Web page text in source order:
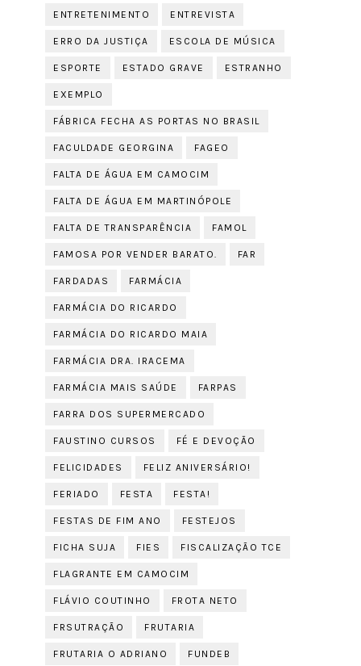
ENTRETENIMENTO ENTREVISTA
ERRO DA JUSTIÇA ESCOLA DE MÚSICA
ESPORTE ESTADO GRAVE ESTRANHO
EXEMPLO
FÁBRICA FECHA AS PORTAS NO BRASIL
FACULDADE GEORGINA FAGEO
FALTA DE ÁGUA EM CAMOCIM
FALTA DE ÁGUA EM MARTINÓPOLE
FALTA DE TRANSPARÊNCIA FAMOL
FAMOSA POR VENDER BARATO. FAR
FARDADAS FARMÁCIA
FARMÁCIA DO RICARDO
FARMÁCIA DO RICARDO MAIA
FARMÁCIA DRA. IRACEMA
FARMÁCIA MAIS SAÚDE FARPAS
FARRA DOS SUPERMERCADO
FAUSTINO CURSOS FÉ E DEVOÇÃO
FELICIDADES FELIZ ANIVERSÁRIO!
FERIADO FESTA FESTA!
FESTAS DE FIM ANO FESTEJOS
FICHA SUJA FIES FISCALIZAÇÃO TCE
FLAGRANTE EM CAMOCIM
FLÁVIO COUTINHO FROTA NETO
FRSUTRAÇÃO FRUTARIA
FRUTARIA O ADRIANO FUNDEB